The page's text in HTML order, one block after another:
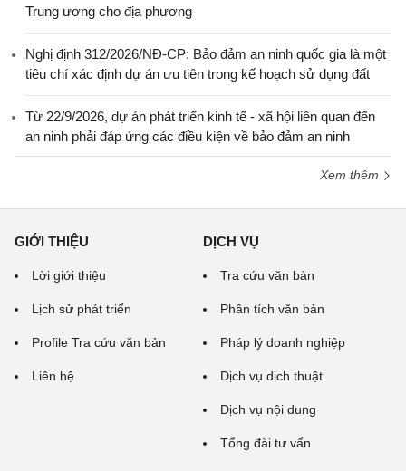
Trung ương cho địa phương
Nghị định 312/2026/NĐ-CP: Bảo đảm an ninh quốc gia là một
tiêu chí xác định dự án ưu tiên trong kế hoạch sử dụng đất
Từ 22/9/2026, dự án phát triển kinh tế - xã hội liên quan đến
an ninh phải đáp ứng các điều kiện về bảo đảm an ninh
Xem thêm
GIỚI THIỆU
Lời giới thiệu
Lịch sử phát triển
Profile Tra cứu văn bản
Liên hệ
DỊCH VỤ
Tra cứu văn bản
Phân tích văn bản
Pháp lý doanh nghiệp
Dịch vụ dịch thuật
Dịch vụ nội dung
Tổng đài tư vấn